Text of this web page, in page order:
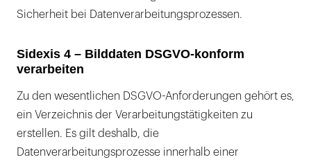
Sicherheit bei Datenverarbeitungsprozessen.
Sidexis 4 – Bilddaten DSGVO-konform
verarbeiten
Zu den wesentlichen DSGVO-Anforderungen gehört es,
ein Verzeichnis der Verarbeitungstätigkeiten zu
erstellen. Es gilt deshalb, die
Datenverarbeitungsprozesse innerhalb einer